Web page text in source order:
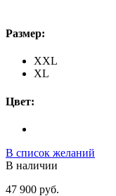
Размер:
XXL
XL
Цвет:
В список желаний
В наличии
47 900 руб.